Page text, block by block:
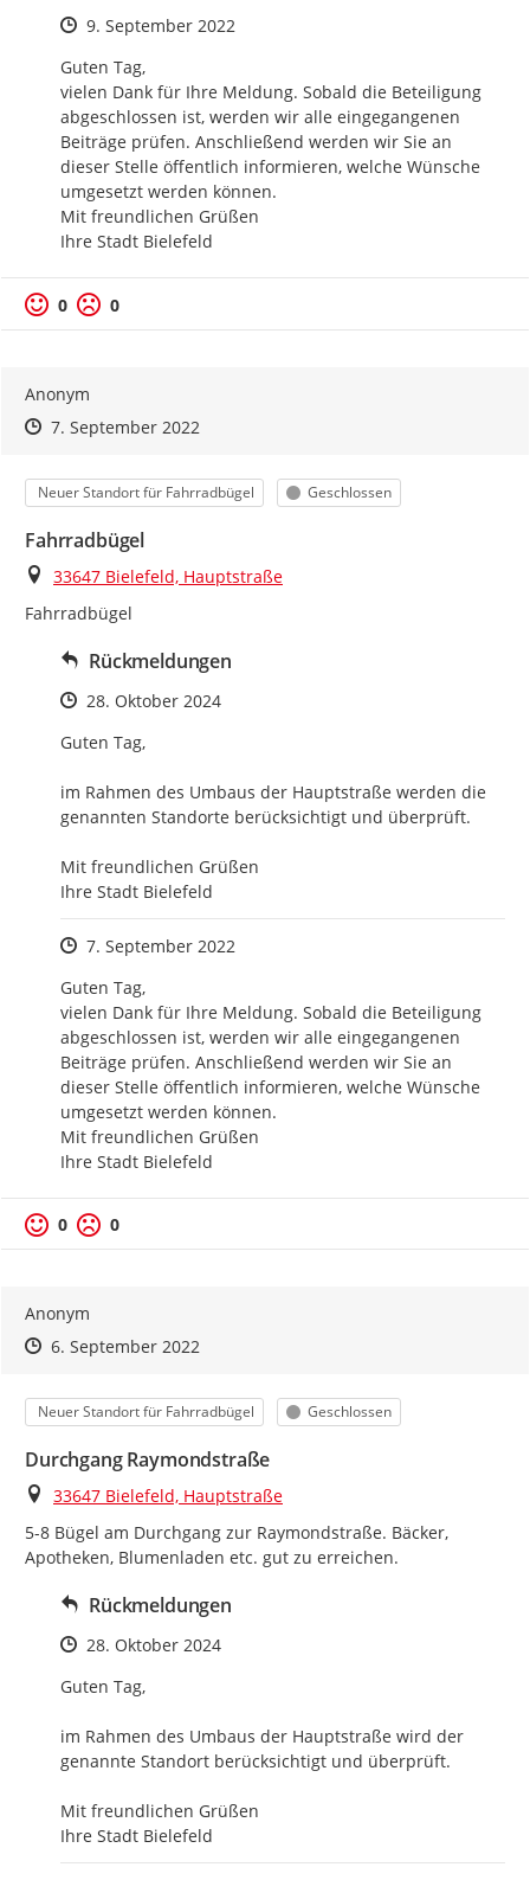
Zeitpunkt des Erstellens
9. September 2022
Guten Tag,
vielen Dank für Ihre Meldung. Sobald die Beteiligung
abgeschlossen ist, werden wir alle eingegangenen
Beiträge prüfen. Anschließend werden wir Sie an
dieser Stelle öffentlich informieren, welche Wünsche
umgesetzt werden können.
Mit freundlichen Grüßen
Ihre Stadt Bielefeld
Positive Bewertung
0 Negative Bewertung
0
Anonym
Zeitpunkt des Erstellens
Zeitpunkt des Erstellens
7. September 2022Zur Äußerung
Kategorie
Neuer Standort für Fahrradbügel Status
Geschlossen
Fahrradbügel
Ort
33647 Bielefeld, Hauptstraße
Fahrradbügel
Rückmeldungen
Zeitpunkt des Erstellens
28. Oktober 2024
Guten Tag,
im Rahmen des Umbaus der Hauptstraße werden die
genannten Standorte berücksichtigt und überprüft.
Mit freundlichen Grüßen
Ihre Stadt Bielefeld
Zeitpunkt des Erstellens
7. September 2022
Guten Tag,
vielen Dank für Ihre Meldung. Sobald die Beteiligung
abgeschlossen ist, werden wir alle eingegangenen
Beiträge prüfen. Anschließend werden wir Sie an
dieser Stelle öffentlich informieren, welche Wünsche
umgesetzt werden können.
Mit freundlichen Grüßen
Ihre Stadt Bielefeld
Positive Bewertung
0 Negative Bewertung
0
Anonym
Zeitpunkt des Erstellens
Zeitpunkt des Erstellens
6. September 2022Zur Äußerung
Kategorie
Neuer Standort für Fahrradbügel Status
Geschlossen
Durchgang Raymondstraße
Ort
33647 Bielefeld, Hauptstraße
5-8 Bügel am Durchgang zur Raymondstraße. Bäcker,
Apotheken, Blumenladen etc. gut zu erreichen.
Rückmeldungen
Zeitpunkt des Erstellens
28. Oktober 2024
Guten Tag,
im Rahmen des Umbaus der Hauptstraße wird der
genannte Standort berücksichtigt und überprüft.
Mit freundlichen Grüßen
Ihre Stadt Bielefeld